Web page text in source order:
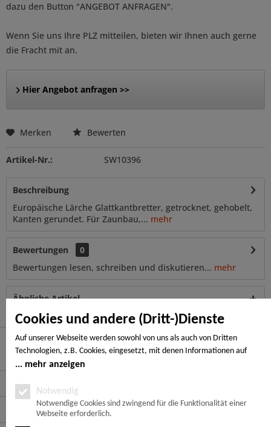
Cookies und andere (Dritt-)Dienste
Auf unserer Webseite werden sowohl von uns als auch von Dritten
Technologien, z.B. Cookies, eingesetzt, mit denen Informationen auf
Ihrem Endgerät gespeichert und/oder von Ihrem Endgerät abgerufen
Notwendige Cookies, Analyse-, Marketing- und Statistik-Cookies. Bei den
notwendigen Cookies handelt es sich um solche, die technisch notwendig
sind, um den von Ihnen gewünschten Dienst bereitzustellen, die übrigen
mehr anzeigen
Notwendig
Notwendige Cookies sind zwingend für die Funktionalität einer
Webseite erforderlich.
dazu den Button "ANGEBOT ANFRAGEN".
Wenn Sie uns Ihre PLZ mitteilen, bieten wir Ihnen auch gerne
die Fracht mit an.
Hier Angebot anfragen >>
Merken Bewerten
Artikel-Nr.: SW10396
Beschreibung
Europäische Lärche Glattkantbretter, getrocknet, gehobelt,
Kanten gerundet. Für Zaunbau,... mehr
Bewertungen
0
Bewertungen lesen, schreiben und diskutieren... mehr
Ähnliche Artikel
Hier finden Sie uns
Service Hotline
Service